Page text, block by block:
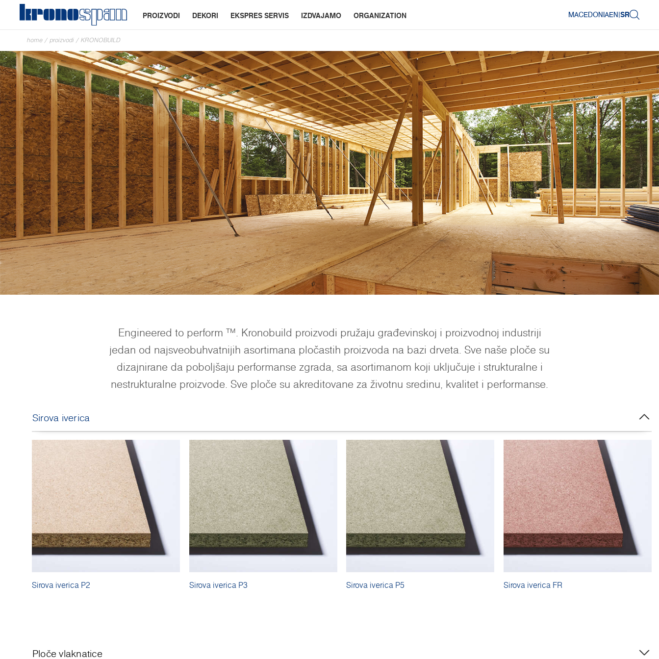
PROIZVODI DEKORI EKSPRES SERVIS IZDVAJAMO ORGANIZATION MACEDONIAEN|SR
home / proizvodi / KRONOBUILD
Engineered to perform ™. Kronobuild proizvodi pružaju građevinskoj i proizvodnoj industriji
jedan od najsveobuhvatnijih asortimana pločastih proizvoda na bazi drveta. Sve naše ploče su
dizajnirane da poboljšaju performanse zgrada, sa asortimanom koji uključuje i strukturalne i
nestrukturalne proizvode. Sve ploče su akreditovane za životnu sredinu, kvalitet i performanse.
Sirova iverica
Sirova iverica P2 Sirova iverica P3 Sirova iverica P5 Sirova iverica FR
Ploče vlaknatice